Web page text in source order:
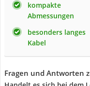
kompakte
Abmessungen
besonders langes
Kabel
Fragen und Antworten